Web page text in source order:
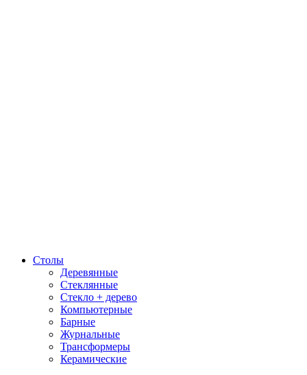
Столы
Деревянные
Стеклянные
Стекло + дерево
Компьютерные
Барные
Журнальные
Трансформеры
Керамические